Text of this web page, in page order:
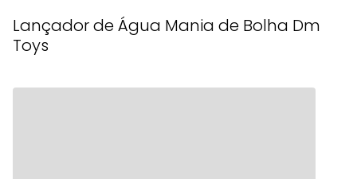
Lançador de Água Mania de Bolha Dm
Toys